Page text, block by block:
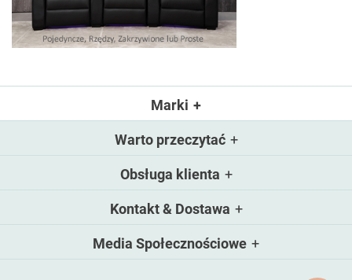
Marki
Warto przeczytać
Obsługa klienta
Kontakt & Dostawa
Media Społecznościowe